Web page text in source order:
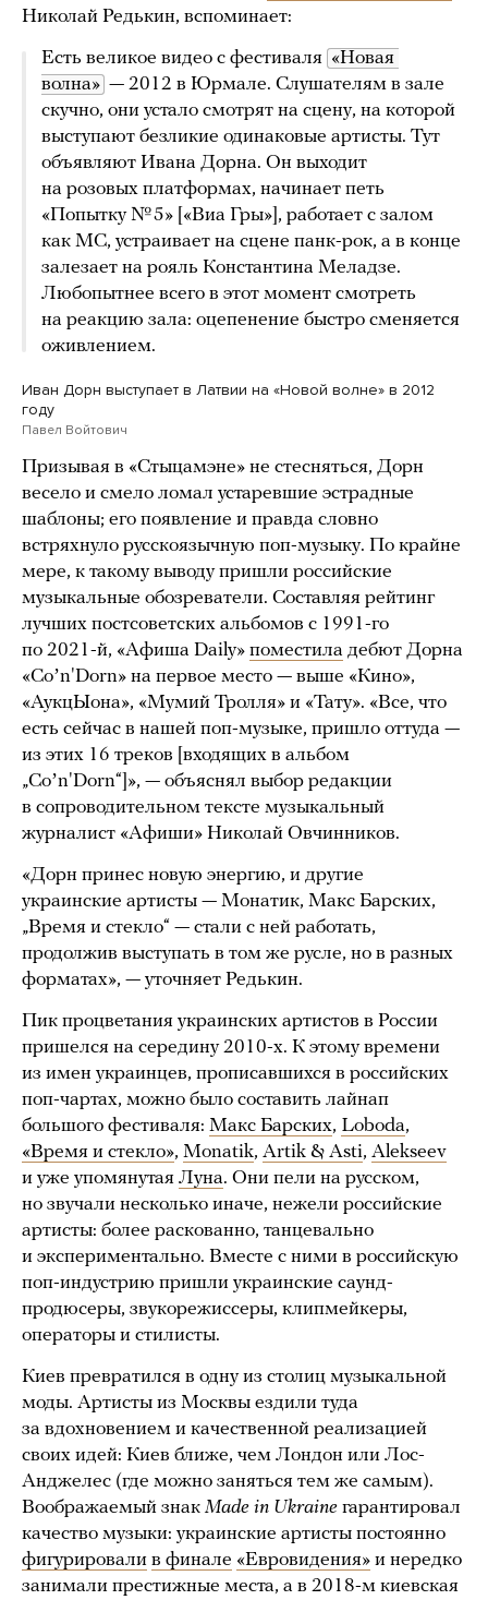
Николай Редькин, вспоминает:
Есть великое видео с фестиваля «Новая
волна» — 2012 в Юрмале. Слушателям в зале
скучно, они устало смотрят на сцену, на которой
выступают безликие одинаковые артисты. Тут
объявляют Ивана Дорна. Он выходит
на розовых платформах, начинает петь
«Попытку № 5» [«Виа Гры»], работает с залом
как MC, устраивает на сцене панк-рок, а в конце
залезает на рояль Константина Меладзе.
Любопытнее всего в этот момент смотреть
на реакцию зала: оцепенение быстро сменяется
оживлением.
Иван Дорн выступает в Латвии на «Новой волне» в 2012
году
Павел Войтович
Призывая в «Стыцамэне» не стесняться, Дорн
весело и смело ломал устаревшие эстрадные
шаблоны; его появление и правда словно
встряхнуло русскоязычную поп-музыку. По крайне
мере, к такому выводу пришли российские
музыкальные обозреватели. Составляя рейтинг
лучших постсоветских альбомов c 1991-го
по 2021-й, «Афиша Daily» поместила дебют Дорна
«Coʼn'Dorn» на первое место — выше «Кино»,
«АукцЫона», «Мумий Тролля» и «Тату». «Все, что
есть сейчас в нашей поп-музыке, пришло оттуда —
из этих 16 треков [входящих в альбом
„Coʼn'Dorn“]», — объяснял выбор редакции
в сопроводительном тексте музыкальный
журналист «Афиши» Николай Овчинников.
«Дорн принес новую энергию, и другие
украинские артисты — Монатик, Макс Барских,
„Время и стекло“ — стали с ней работать,
продолжив выступать в том же русле, но в разных
форматах», — уточняет Редькин.
Пик процветания украинских артистов в России
пришелся на середину 2010-х. К этому времени
из имен украинцев, прописавшихся в российских
поп-чартах, можно было составить лайнап
большого фестиваля: Макс Барских, Loboda,
«Время и стекло», Monatik, Artik & Asti, Alekseev
и уже упомянутая Луна. Они пели на русском,
но звучали несколько иначе, нежели российские
артисты: более раскованно, танцевально
и экспериментально. Вместе с ними в российскую
поп-индустрию пришли украинские саунд-
продюсеры, звукорежиссеры, клипмейкеры,
операторы и стилисты.
Киев превратился в одну из столиц музыкальной
моды. Артисты из Москвы ездили туда
за вдохновением и качественной реализацией
своих идей: Киев ближе, чем Лондон или Лос-
Анджелес (где можно заняться тем же самым).
Воображаемый знак Made in Ukraine гарантировал
качество музыки: украинские артисты постоянно
фигурировали в финале «Евровидения» и нередко
занимали престижные места, а в 2018-м киевская